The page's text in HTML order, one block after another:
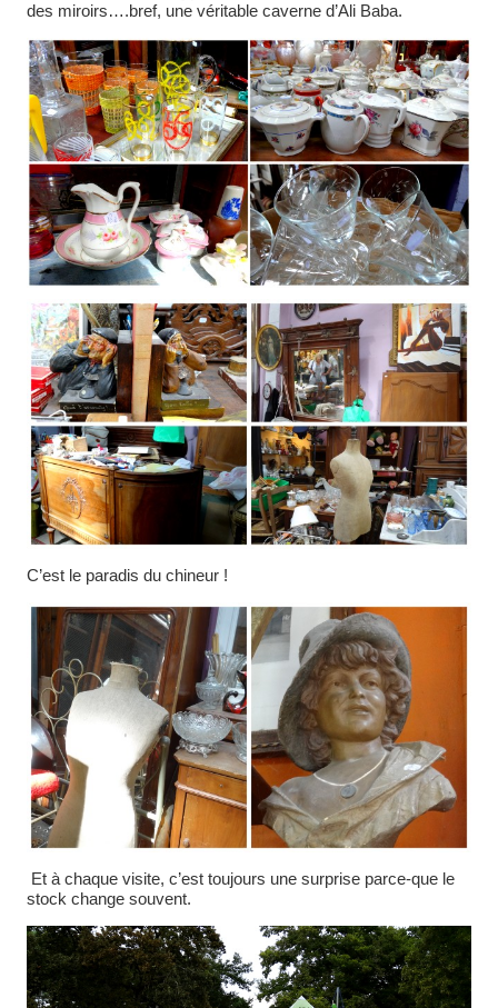
des miroirs….bref, une véritable caverne d’Ali Baba.
C’est le paradis du chineur !
Et à chaque visite, c’est toujours une surprise parce-que le
stock change souvent.